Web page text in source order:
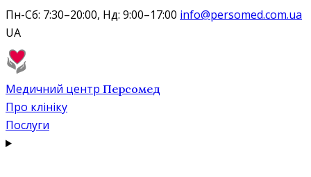
Пн-Сб: 7:30–20:00, Нд: 9:00–17:00 info@persomed.com.ua
UA
Медичний центр Персомед
Про клініку
Послуги